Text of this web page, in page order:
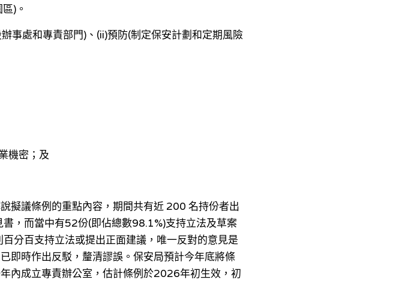
)。
事處和專責部門)、(ii)預防(制定保安計劃和定期風險
機密；及
擬議條例的重點內容，期間共有近 200 名持份者出
，而當中有52份(即佔總數98.1%)支持立法及草案
分百支持立法或提出正面建議，唯一反對的意見是
即時作出反駁，釐清謬誤。保安局預計今年底將條
內成立專責辦公室，估計條例於2026年初生效，初